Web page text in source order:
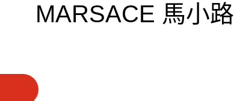
MARSACE 馬小路